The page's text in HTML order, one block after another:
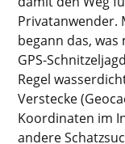
Privatanwender.
begann das,
GPS-
Regel
Verstecke
Koordinaten im
andere